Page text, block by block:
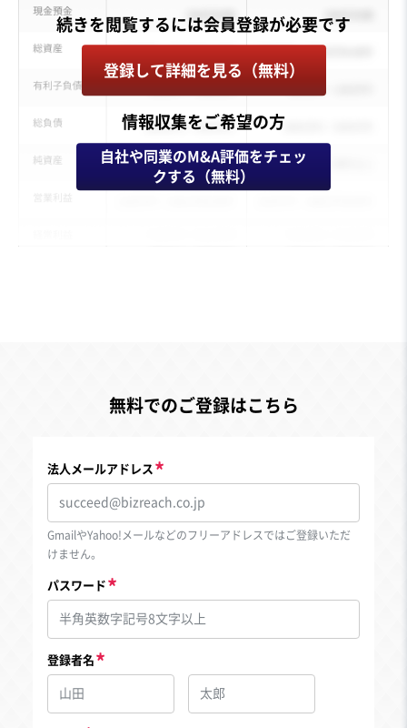
登録して詳細を見る（無料）
情報収集をご希望の方
自社や同業のM&A評価をチェッ
クする（無料）
無料でのご登録はこちら
法人メールアドレス
GmailやYahoo!メールなどのフリーアドレスではご登録いただ
けません。
パスワード
登録者名